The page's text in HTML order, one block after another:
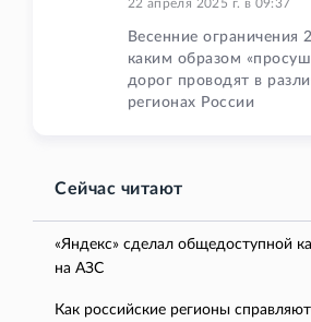
22 апреля 2025 г. в 09:37
Весенние ограничения
каким образом
дорог проводят в
регионах России
Сейчас читают
«Яндекс» сделал общедоступной
на АЗС
Как российские регионы